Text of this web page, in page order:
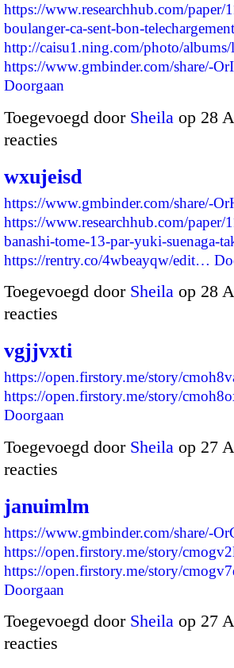
https://www.researchhub.com/paper/
boulanger-ca-sent-bon-telechargement
http://caisu1.ning.com/photo/
https://www.gmbinder.com/share/-
Doorgaan
Toegevoegd door Sheila op 28
reacties
wxujeisd
https://www.gmbinder.com/share/-
https://www.researchhub.com/
banashi-tome-13-par-yuki-suenaga-
https://rentry.co/4wbeayqw/edit…
Toegevoegd door Sheila op 28
reacties
vgjjvxti
https://open.firstory.me/story/
https://open.firstory.me/story/
Doorgaan
Toegevoegd door Sheila op 27
reacties
januimlm
https://www.gmbinder.com/share/-
https://open.firstory.me/story/
https://open.firstory.me/story/
Doorgaan
Toegevoegd door Sheila op 27
reacties